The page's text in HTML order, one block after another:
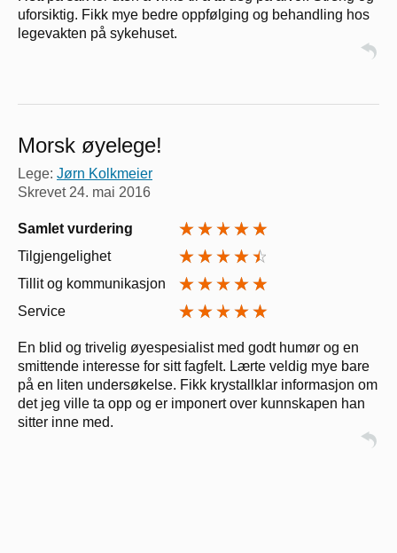
uforsiktig. Fikk mye bedre oppfølging og behandling hos
legevakten på sykehuset.
Morsk øyelege!
Lege: Jørn Kolkmeier
Skrevet24. mai 2016
Samlet vurdering
Tilgjengelighet
Tillit og kommunikasjon
Service
En blid og trivelig øyespesialist med godt humør og en
smittende interesse for sitt fagfelt. Lærte veldig mye bare
på en liten undersøkelse. Fikk krystallklar informasjon om
det jeg ville ta opp og er imponert over kunnskapen han
sitter inne med.